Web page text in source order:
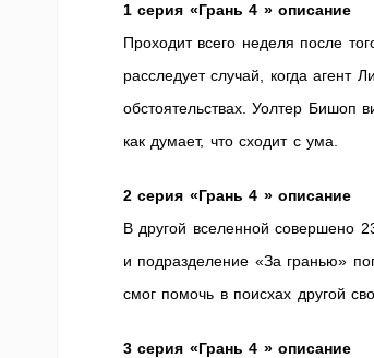
1 серия «Грань 4 » описание
Проходит всего неделя после
расследует случай, когда агент
обстоятельствах. Уолтер Бишоп
как думает, что сходит с ума.
2 серия «Грань 4 » описание
В другой вселенной совершено
и подразделение «За гранью»
смог помочь в поисхах другой
3 серия «Грань 4 » описание